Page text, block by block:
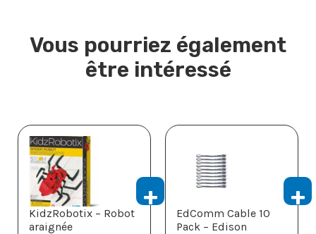
Vous pourriez également
être intéressé
KidzRobotix – Robot
araignée
EdComm Cable 10
Pack – Edison